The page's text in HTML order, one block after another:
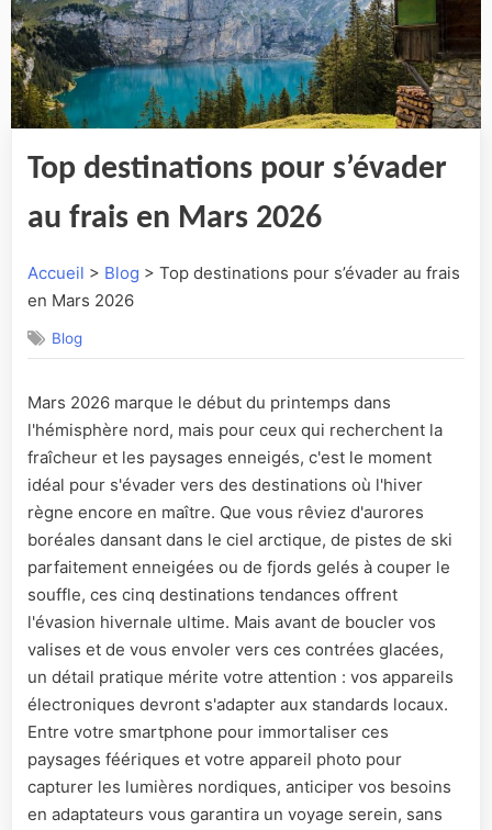
Top destinations pour s’évader
au frais en Mars 2026
Accueil > Blog > Top destinations pour s’évader au frais
en Mars 2026
Blog
Mars 2026 marque le début du printemps dans
l'hémisphère nord, mais pour ceux qui recherchent la
fraîcheur et les paysages enneigés, c'est le moment
idéal pour s'évader vers des destinations où l'hiver
règne encore en maître. Que vous rêviez d'aurores
boréales dansant dans le ciel arctique, de pistes de ski
parfaitement enneigées ou de fjords gelés à couper le
souffle, ces cinq destinations tendances offrent
l'évasion hivernale ultime. Mais avant de boucler vos
valises et de vous envoler vers ces contrées glacées,
un détail pratique mérite votre attention : vos appareils
électroniques devront s'adapter aux standards locaux.
Entre votre smartphone pour immortaliser ces
paysages féériques et votre appareil photo pour
capturer les lumières nordiques, anticiper vos besoins
en adaptateurs vous garantira un voyage serein, sans